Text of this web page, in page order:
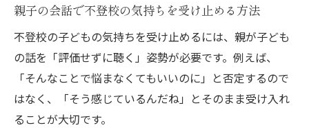
親子の会話で不登校の気持ちを受け止める方法
不登校の子どもの気持ちを受け止めるには、親が子ども
の話を「評価せずに聴く」姿勢が必要です。例えば、
「そんなことで悩まなくてもいいのに」と否定するので
はなく、「そう感じているんだね」とそのまま受け入れ
ることが大切です。